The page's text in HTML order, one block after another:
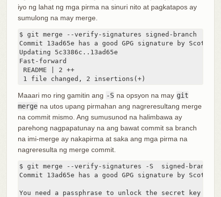
iyo ng lahat ng mga pirma na sinuri nito at pagkatapos ay
sumulong na may merge.
$ git merge --verify-signatures signed-branch
Commit 13ad65e has a good GPG signature by Scott
Updating 5c3386c..13ad65e
Fast-forward
README | 2 ++
1 file changed, 2 insertions(+)
Maaari mo ring gamitin ang -S na opsyon na may git
merge na utos upang pirmahan ang nagreresultang merge
na commit mismo. Ang sumusunod na halimbawa ay
parehong nagpapatunay na ang bawat commit sa branch
na imi-merge ay nakapirma at saka ang mga pirma na
nagreresulta ng merge commit.
$ git merge --verify-signatures -S  signed-branch
Commit 13ad65e has a good GPG signature by Scott
You need a passphrase to unlock the secret key for